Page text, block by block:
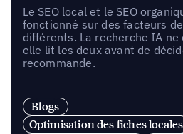
Le SEO local et le SEO
fonctionné sur des facteurs
différents. La recherche IA
elle lit les deux avant de
recommande.
Blogs
Optimisation des fiches locales